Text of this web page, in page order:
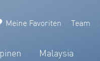
Malaysia
Meine Favoriten Team